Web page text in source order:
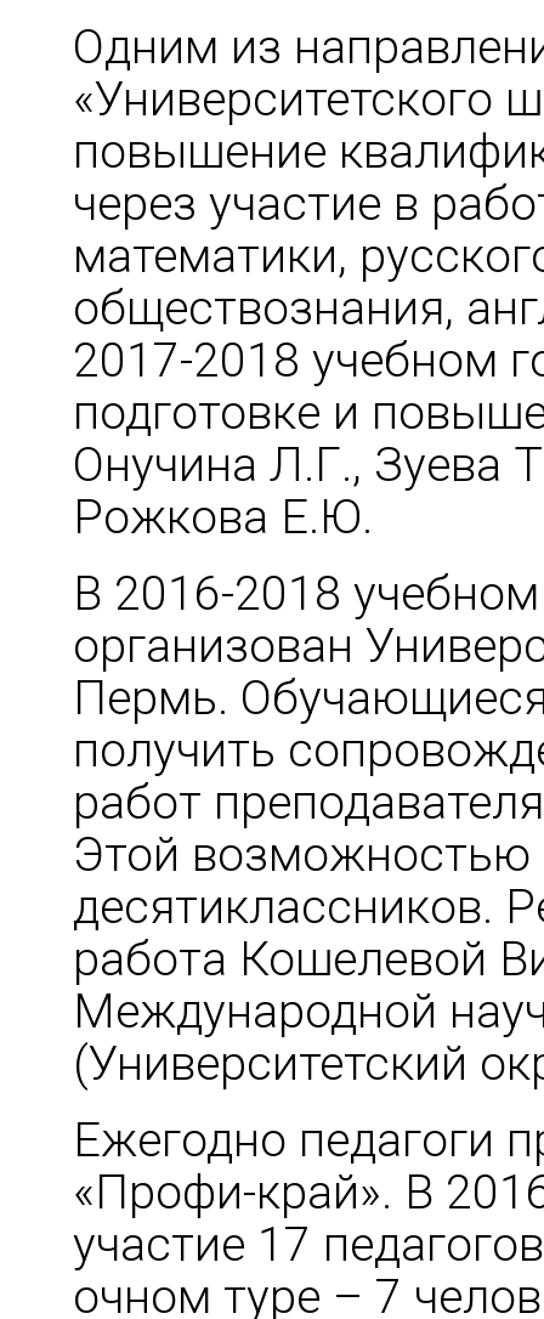
Одним из
«Университетского
повышение
через участие в
математики,
обществознания,
2017-2018 учебном
подготовке и
Онучина Л.Г., Зуева
Рожкова Е.Ю.
В 2016-2018
организован
Пермь.
получить
работ
Этой возможностью
десятиклассников.
работа Кошелевой
Международной
(Университетский
Ежегодно педагоги
«Профи-край». В
участие 17
очном туре – 7